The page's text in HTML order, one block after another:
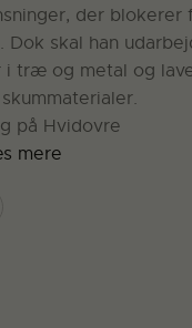
der blokerer
Dok skal han
i træ og metal og
på Hvidovre
mere